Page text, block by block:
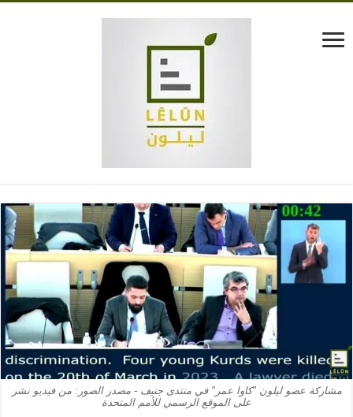
مشاركة عضو ليلون "كاوا عمر" في منتدى جنيف - مصدر الصور: من فيديو نشر
على الموقع الرسمي للأمم المتحدة